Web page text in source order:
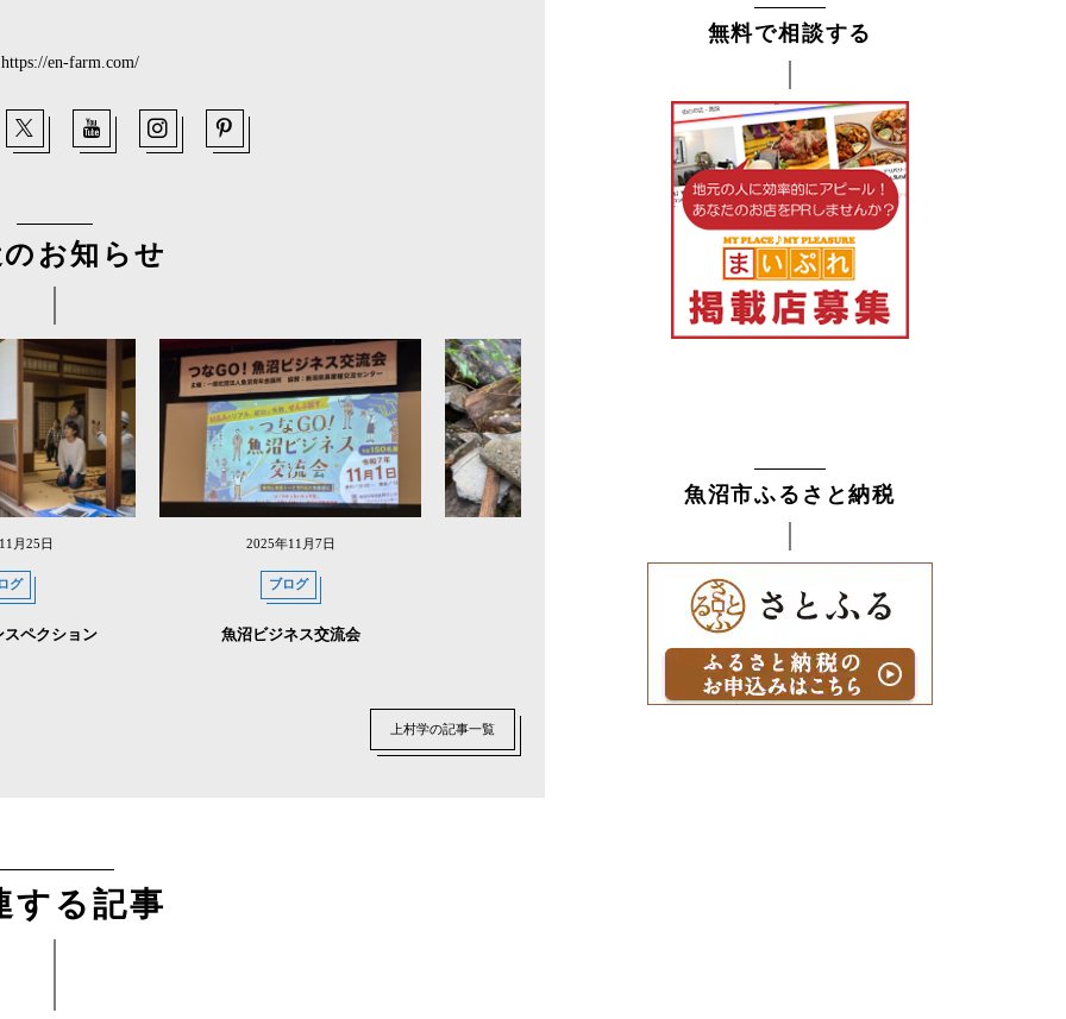
https://en-farm.com/
お知らせ
月25日
グ
スペクション
2025年11月7日
ブログ
魚沼ビジネス交流会
上村学の記事一覧
する記事
無料で相談する
魚沼市ふるさと納税